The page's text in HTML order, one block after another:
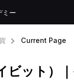
ミー
Current Page
ビット）